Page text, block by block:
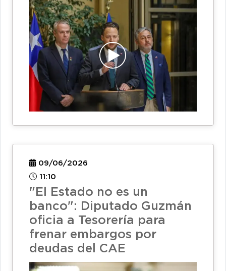
09/06/2026
11:10
"El Estado no es un
banco": Diputado Guzmán
oficia a Tesorería para
frenar embargos por
deudas del CAE